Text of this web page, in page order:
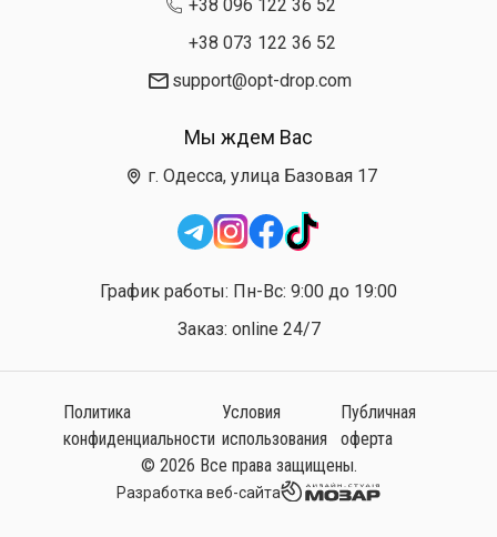
+38 096 122 36 52
+38 073 122 36 52
support@opt-drop.com
Мы ждем Вас
г. Одесса, улица Базовая 17
График работы: Пн-Вс: 9:00 до 19:00
Заказ: online 24/7
Политика
конфиденциальности
Условия
использования
Публичная
оферта
© 2026 Все права защищены.
Разработка веб-сайта